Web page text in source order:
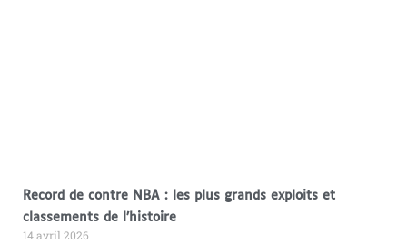
Record de contre NBA : les plus grands exploits et
classements de l’histoire
14 avril 2026